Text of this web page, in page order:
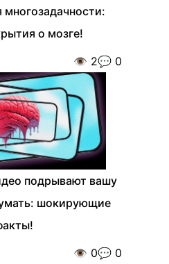
многозадачности:
о мозге!
👁️ 2💬 0
подрывают вашу
шокирующие
👁️ 0💬 0